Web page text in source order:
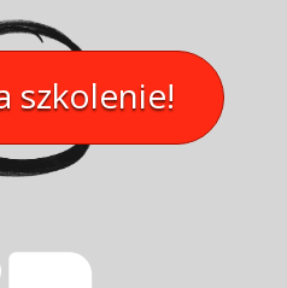
szkolenie!